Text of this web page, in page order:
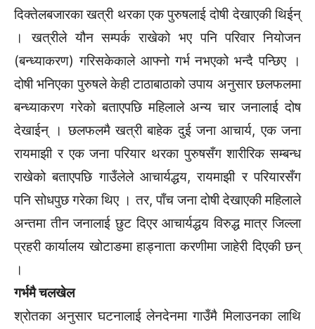
दिक्तेलबजारका खत्री थरका एक पुरुषलाई दोषी देखाएकी थिईन्
। खत्रीले यौन सम्पर्क राखेको भए पनि परिवार नियोजन
(बन्ध्याकरण) गरिसकेकाले आफ्नो गर्भ नभएको भन्दै पन्छिए ।
दोषी भनिएका पुरुषले केही टाठाबाठाको उपाय अनुसार छलफलमा
बन्ध्याकरण गरेको बताएपछि महिलाले अन्य चार जनालाई दोष
देखाईन् । छलफलमै खत्री बाहेक दुई जना आचार्य, एक जना
रायमाझी र एक जना परियार थरका पुरुषसँग शारीरिक सम्बन्ध
राखेको बताएपछि गाउँलेले आचार्यद्धय, रायमाझी र परियारसँग
पनि सोधपुछ गरेका थिए । तर, पाँच जना दोषी देखाएकी महिलाले
अन्तमा तीन जनालाई छुट दिएर आचार्यद्धय विरुद्ध मात्र जिल्ला
प्रहरी कार्यालय खोटाङमा हाड्नाता करणीमा जाहेरी दिएकी छन्
।
गर्भमै चलखेल
श्रोतका अनुसार घटनालाई लेनदेनमा गाउँमै मिलाउनका लाथि